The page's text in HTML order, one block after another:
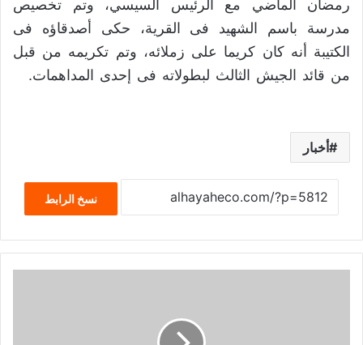
رمضان الماضي مع الرئيس السيسي، وتم تخصيص
مدرسة باسم الشهيد فى القرية، حكى أصدقاؤه فى
الكتيبة أنه كان كريما على زملائه، وتم تكريمه من قبل
من قائد الجيش الثالث لبطولاته فى إحدى المداهمات.
أخبار
نسخ الرابط